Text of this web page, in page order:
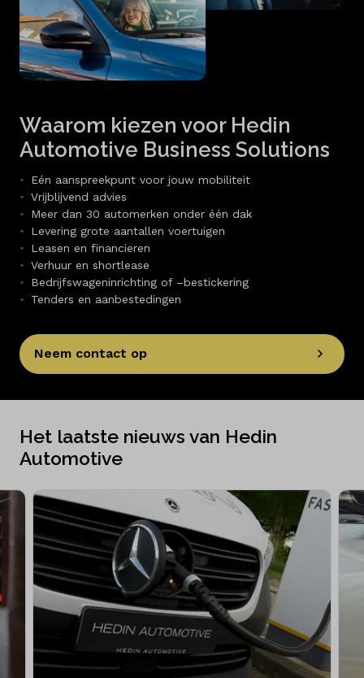
Waarom kiezen voor Hedin
Automotive Business Solutions
Eén aanspreekpunt voor jouw mobiliteit
Vrijblijvend advies
Meer dan 30 automerken onder één dak
Levering grote aantallen voertuigen
Leasen en financieren
Verhuur en shortlease
Bedrijfswageninrichting of –bestickering
Tenders en aanbestedingen
Neem contact op
Het laatste nieuws van Hedin
Automotive